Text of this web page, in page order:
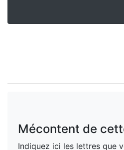
Mécontent de
Indiquez ici les lettres que